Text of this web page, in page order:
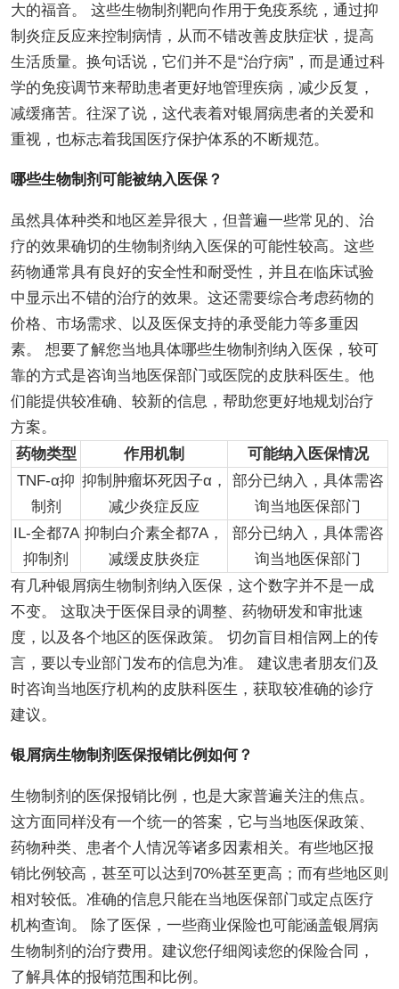
大的福音。 这些生物制剂靶向作用于免疫系统，通过抑
制炎症反应来控制病情，从而不错改善皮肤症状，提高
生活质量。换句话说，它们并不是“治疗病”，而是通过科
学的免疫调节来帮助患者更好地管理疾病，减少反复，
减缓痛苦。往深了说，这代表着对银屑病患者的关爱和
重视，也标志着我国医疗保护体系的不断规范。
哪些生物制剂可能被纳入医保？
虽然具体种类和地区差异很大，但普遍一些常见的、治
疗的效果确切的生物制剂纳入医保的可能性较高。这些
药物通常具有良好的安全性和耐受性，并且在临床试验
中显示出不错的治疗的效果。这还需要综合考虑药物的
价格、市场需求、以及医保支持的承受能力等多重因
素。 想要了解您当地具体哪些生物制剂纳入医保，较可
靠的方式是咨询当地医保部门或医院的皮肤科医生。他
们能提供较准确、较新的信息，帮助您更好地规划治疗
方案。
药物类型
作用机制
可能纳入医保情况
TNF-α抑
制剂
抑制肿瘤坏死因子α，
减少炎症反应
部分已纳入，具体需咨
询当地医保部门
IL-全都7A
抑制剂
抑制白介素全都7A，
减缓皮肤炎症
部分已纳入，具体需咨
询当地医保部门
有几种银屑病生物制剂纳入医保，这个数字并不是一成
不变。 这取决于医保目录的调整、药物研发和审批速
度，以及各个地区的医保政策。 切勿盲目相信网上的传
言，要以专业部门发布的信息为准。 建议患者朋友们及
时咨询当地医疗机构的皮肤科医生，获取较准确的诊疗
建议。
银屑病生物制剂医保报销比例如何？
生物制剂的医保报销比例，也是大家普遍关注的焦点。
这方面同样没有一个统一的答案，它与当地医保政策、
药物种类、患者个人情况等诸多因素相关。有些地区报
销比例较高，甚至可以达到70%甚至更高；而有些地区则
相对较低。准确的信息只能在当地医保部门或定点医疗
机构查询。 除了医保，一些商业保险也可能涵盖银屑病
生物制剂的治疗费用。建议您仔细阅读您的保险合同，
了解具体的报销范围和比例。